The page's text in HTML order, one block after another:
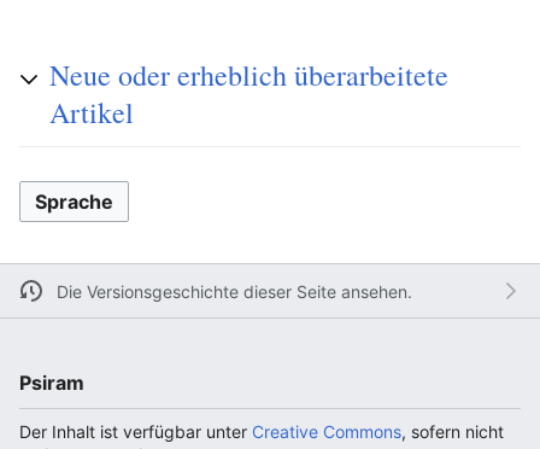
Neue oder erheblich überarbeitete
Artikel
Sprache
Die Versionsgeschichte dieser Seite ansehen.
Psiram
Der Inhalt ist verfügbar unter Creative Commons, sofern nicht